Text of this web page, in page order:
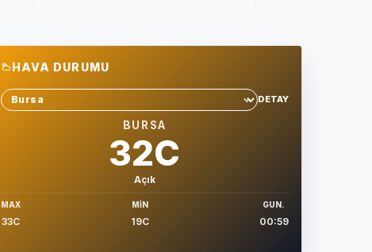
HAVA DURUMU
Sehir sec
DETAY
BURSA
32C
Açık
MAX
33C
MIN
19C
GUN.
00:59